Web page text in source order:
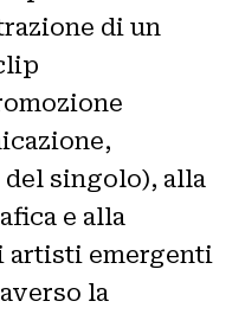
di un
singolo), alla
e alla
artisti emergenti
la